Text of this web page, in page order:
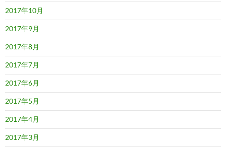
2017年10月
2017年9月
2017年8月
2017年7月
2017年6月
2017年5月
2017年4月
2017年3月